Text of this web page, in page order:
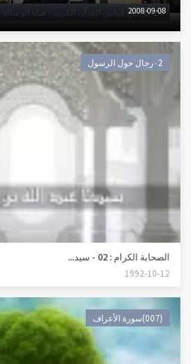
٠24برنامج قوانين القرآن الكريم - قناة الرسالة
2008-09-08
٠2رجال حول الرسول
الصحابة الكرام : 02 - سيد...
1992-10-12
(007)سورة الأعراف